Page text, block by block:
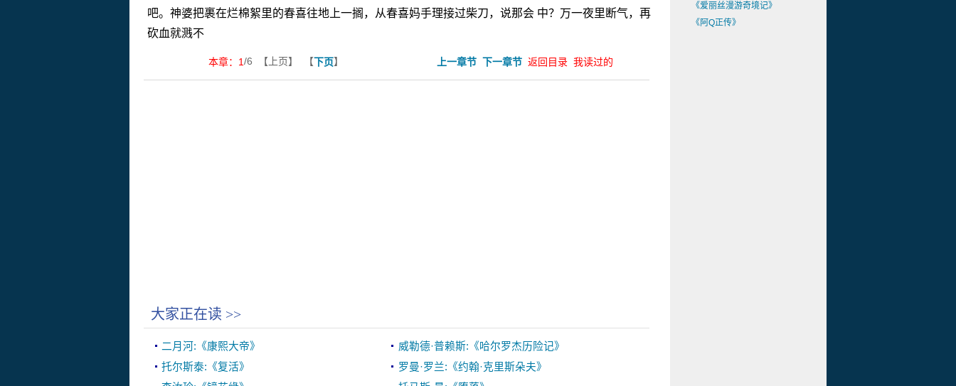
吧。神婆把裹在烂棉絮里的春喜往地上一搁，从春喜妈手理接过柴刀，说那会 中？万一夜里断气，再
砍血就溅不
本章： 1/6 【上页】 【下页】 上一章节 下一章节 返回目录 我读过的
大家正在读 >>
二月河:《康熙大帝》
威勒德·普赖斯:《哈尔罗杰历险记》
托尔斯泰:《复活》
罗曼·罗兰:《约翰·克里斯朵夫》
《爱丽丝漫游奇境记》
《阿Q正传》